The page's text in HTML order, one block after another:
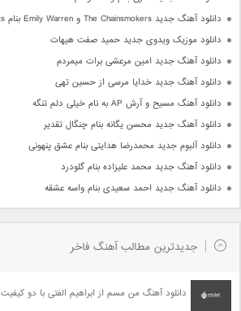
دانلود آهنگ جدید The Chainsmokers و Emily Warren بنام Side Effects
دانلود موزیک ویدوی جدید حمید صفت هیهات
دانلود آهنگ جدید امین مرعشی برات میمردم
دانلود آهنگ جدید خدایا مرسی از حسین تهی
دانلود آهنگ مسیح و آرش AP به نام خیلی دلم تنگه
دانلود آهنگ جدید محسن یگانه بنام چنگال تقدیر
دانلود آلبوم جدید محمدرضا هدایتی بنام عشق پنهونی
دانلود آهنگ جدید محمد علیزاده بنام گلودرد
دانلود آهنگ جدید احمد سعیدی بنام واسه عشقه
جدیدترین مطالب آهنگ فاخر
دانلود آهنگ من مسم از ابراهیم الفتی با دو کیفیت